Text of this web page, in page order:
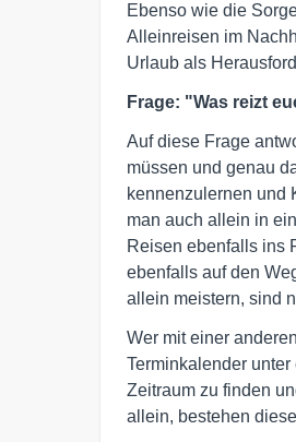
Ebenso wie die
Alleinreisen im
Urlaub als
Frage: "Was reizt
Auf diese Frage
müssen und genau
kennenzulernen und
man auch allein in
Reisen ebenfalls ins
ebenfalls auf den
allein meistern, sind
Wer mit einer
Terminkalender
Zeitraum zu finden
allein, bestehen